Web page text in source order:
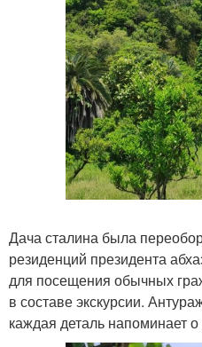
Дача сталина была
резиденций президента
для посещения обычных
в составе экскурсии.
каждая деталь напоминает о